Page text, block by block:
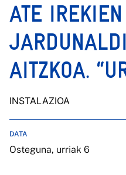
ATE IREKIEN
AITZKOA.
INSTALAZIOA
DATA
Osteguna, urriak 6